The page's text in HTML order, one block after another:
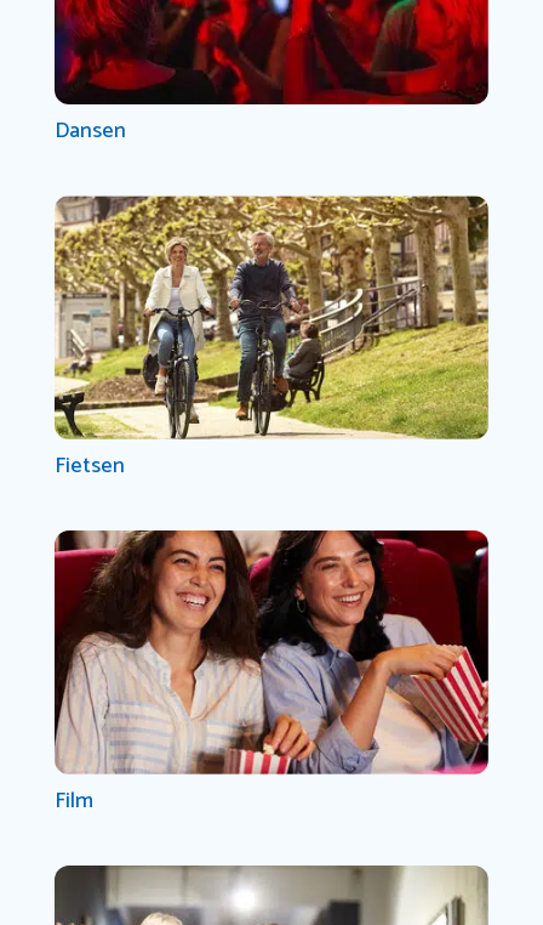
Dansen
Fietsen
Film